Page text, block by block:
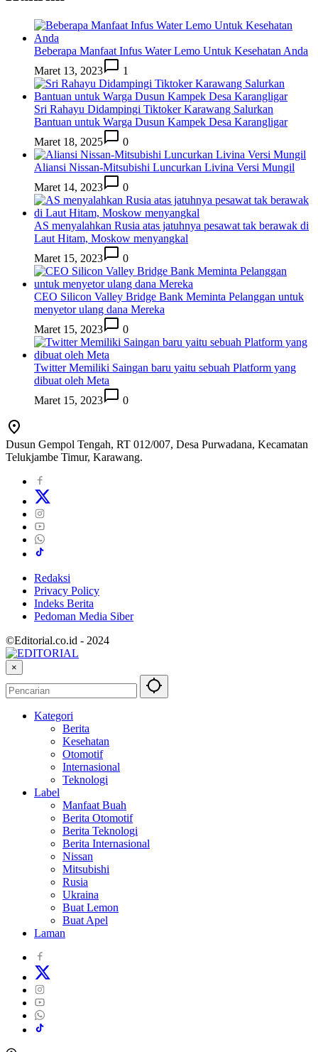
Beberapa Manfaat Infus Water Lemo Untuk Kesehatan Anda
Maret 13, 2023
1
Sri Rahayu Didampingi Tiktoker Karawang Salurkan
Bantuan untuk Warga Dusun Kampek Desa Karangligar
Maret 18, 2025
0
Aliansi Nissan-Mitsubishi Luncurkan Livina Versi Mungil
Maret 14, 2023
0
AS menyalahkan Rusia atas jatuhnya pesawat tak berawak di
Laut Hitam, Moskow menyangkal
Maret 15, 2023
0
CEO Silicon Valley Bridge Bank Meminta Pelanggan untuk
menyetor ulang dana Mereka
Maret 15, 2023
0
Twitter Memiliki Saingan baru yaitu sebuah Platform yang
dibuat oleh Meta
Maret 15, 2023
0
Dusun Gempol Tengah, RT 012/007, Desa Purwadana, Kecamatan
Telukjambe Timur, Karawang.
Redaksi
Privacy Policy
Indeks Berita
Pedoman Media Siber
©Editorial.co.id - 2024
×
Kategori
Berita
Kesehatan
Otomotif
Internasional
Teknologi
Label
Manfaat Buah
Berita Otomotif
Berita Teknologi
Berita Internasional
Nissan
Mitsubishi
Rusia
Ukraina
Buat Lemon
Buat Apel
Laman